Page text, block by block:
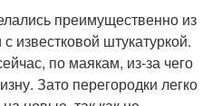
преимущественно из
известковой штукатуркой.
по маякам, из-за чего
Зато перегородки легко